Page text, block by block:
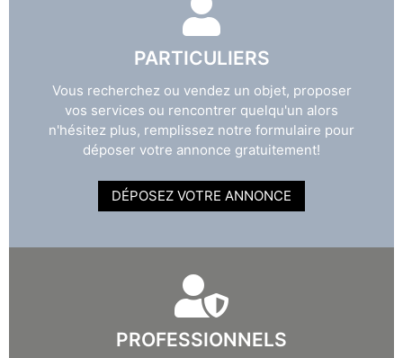
PARTICULIERS
Vous recherchez ou vendez un objet, proposer
vos services ou rencontrer quelqu'un alors
n'hésitez plus, remplissez notre formulaire pour
déposer votre annonce gratuitement!
DÉPOSEZ VOTRE ANNONCE
PROFESSIONNELS